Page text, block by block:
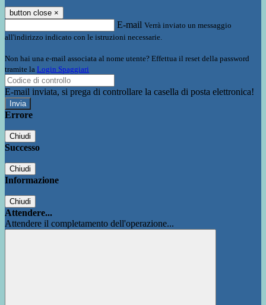
button close ×
E-mail Verrà inviato un messaggio
all'indirizzo indicato con le istruzioni necessarie.
Non hai una e-mail associata al nome utente? Effettua il reset della password
tramite la Login Spaggiari
E-mail inviata, si prega di controllare la casella di posta elettronica!
Errore
Chiudi
Successo
Chiudi
Informazione
Chiudi
Attendere...
Attendere il completamento dell'operazione...